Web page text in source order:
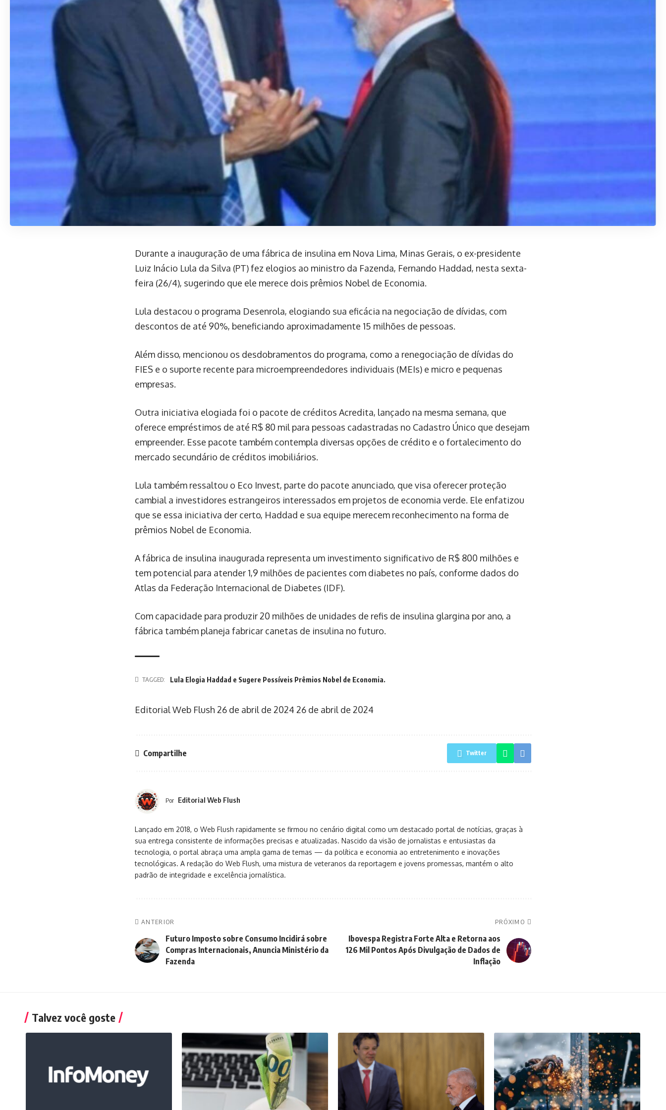
Durante a inauguração de uma fábrica de insulina em Nova Lima, Minas Gerais, o ex-presidente
Luiz Inácio Lula da Silva (PT) fez elogios ao ministro da Fazenda, Fernando Haddad, nesta sexta-
feira (26/4), sugerindo que ele merece dois prêmios Nobel de Economia.
Lula destacou o programa Desenrola, elogiando sua eficácia na negociação de dívidas, com
descontos de até 90%, beneficiando aproximadamente 15 milhões de pessoas.
Além disso, mencionou os desdobramentos do programa, como a renegociação de dívidas do
FIES e o suporte recente para microempreendedores individuais (MEIs) e micro e pequenas
empresas.
Outra iniciativa elogiada foi o pacote de créditos Acredita, lançado na mesma semana, que
oferece empréstimos de até R$ 80 mil para pessoas cadastradas no Cadastro Único que desejam
empreender. Esse pacote também contempla diversas opções de crédito e o fortalecimento do
mercado secundário de créditos imobiliários.
Lula também ressaltou o Eco Invest, parte do pacote anunciado, que visa oferecer proteção
cambial a investidores estrangeiros interessados em projetos de economia verde. Ele enfatizou
que se essa iniciativa der certo, Haddad e sua equipe merecem reconhecimento na forma de
prêmios Nobel de Economia.
A fábrica de insulina inaugurada representa um investimento significativo de R$ 800 milhões e
tem potencial para atender 1,9 milhões de pacientes com diabetes no país, conforme dados do
Atlas da Federação Internacional de Diabetes (IDF).
Com capacidade para produzir 20 milhões de unidades de refis de insulina glargina por ano, a
fábrica também planeja fabricar canetas de insulina no futuro.
TAGGED: Lula Elogia Haddad e Sugere Possíveis Prêmios Nobel de Economia.
Editorial Web Flush 26 de abril de 2024 26 de abril de 2024
Compartilhe Twitter
Por Editorial Web Flush
Lançado em 2018, o Web Flush rapidamente se firmou no cenário digital como um destacado portal de notícias, graças à
sua entrega consistente de informações precisas e atualizadas. Nascido da visão de jornalistas e entusiastas da
tecnologia, o portal abraça uma ampla gama de temas — da política e economia ao entretenimento e inovações
tecnológicas. A redação do Web Flush, uma mistura de veteranos da reportagem e jovens promessas, mantém o alto
padrão de integridade e excelência jornalística.
ANTERIOR
Futuro Imposto sobre Consumo Incidirá sobre
Compras Internacionais, Anuncia Ministério da
Fazenda
PRÓXIMO
Ibovespa Registra Forte Alta e Retorna aos
126 Mil Pontos Após Divulgação de Dados de
Inflação
Talvez você goste